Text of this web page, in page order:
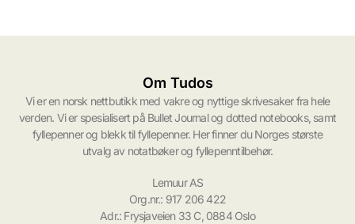
Om Tudos
Vi er en norsk nettbutikk med vakre og nyttige skrivesaker fra hele
verden. Vi er spesialisert på Bullet Journal og dotted notebooks, samt
fyllepenner og blekk til fyllepenner. Her finner du Norges største
utvalg av notatbøker og fyllepenntilbehør.
Lemuur AS
Org.nr.: 917 206 422
Adr.: Frysjaveien 33 C, 0884 Oslo